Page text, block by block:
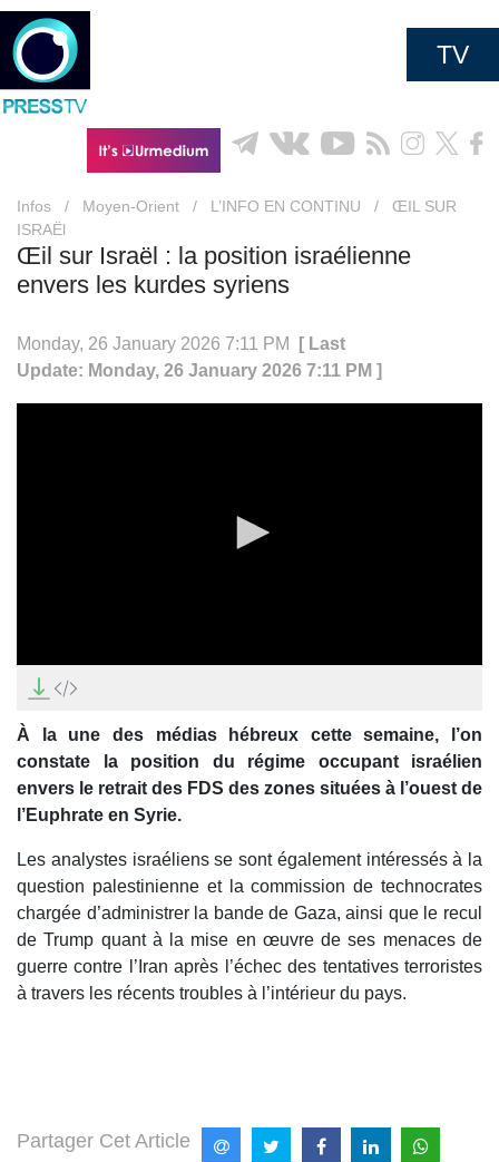
TV
Infos / Moyen-Orient / L’INFO EN CONTINU /
ŒIL SUR
ISRAËl
Œil sur Israël : la position israélienne
envers les kurdes syriens
Monday, 26 January 2026 7:11 PM
[ Last
Update: Monday, 26 January 2026 7:11 PM ]
seconds
0
seconds
À la une des médias hébreux cette semaine, l’on
constate la position du régime occupant israélien
envers le retrait des FDS des zones situées à l’ouest de
l’Euphrate en Syrie.
Les analystes israéliens se sont également intéressés à la
question palestinienne et la commission de technocrates
chargée d’administrer la bande de Gaza, ainsi que le recul
de Trump quant à la mise en œuvre de ses menaces de
guerre contre l’Iran après l’échec des tentatives terroristes
à travers les récents troubles à l’intérieur du pays.
Partager Cet Article